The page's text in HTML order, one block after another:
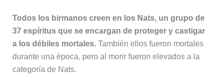
Todos los birmanos creen en los Nats, un grupo de
37 espíritus que se encargan de proteger y castigar
a los débiles mortales.También ellos fueron mortales
durante una época, pero al morir fueron elevados a la
categoría de Nats.